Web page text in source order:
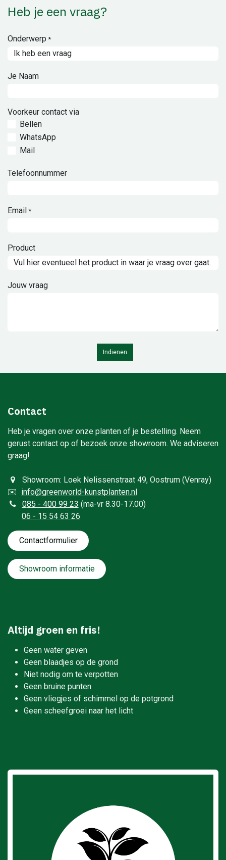
Heb je een vraag?
Onderwerp *
Je Naam
Voorkeur contact via
Bellen
WhatsApp
Mail
Telefoonnummer
Email*
Product
Jouw vraag
Indienen
Contact
Heb je vragen over onze planten of je bestelling. Neem
gerust contact op of bezoek onze showroom. We adviseren
graag!
Showroom: Loek Nelissenstraat 49, Oostrum (Venray)
✉️ info@greenworld-kunstplanten.nl
085 - 400 99 23 (ma-vr 8.30-17.00)
06 - 15 54 63 26
Contactformulie​​​​​​​​r
Showroom informatie
Altijd groen en fris!
Geen water geven
Geen blaadjes op de grond
Niet nodig om te verpotten
Geen bruine punten
Geen vliegjes of schimmel op de potgrond
Geen scheefgroei naar het licht